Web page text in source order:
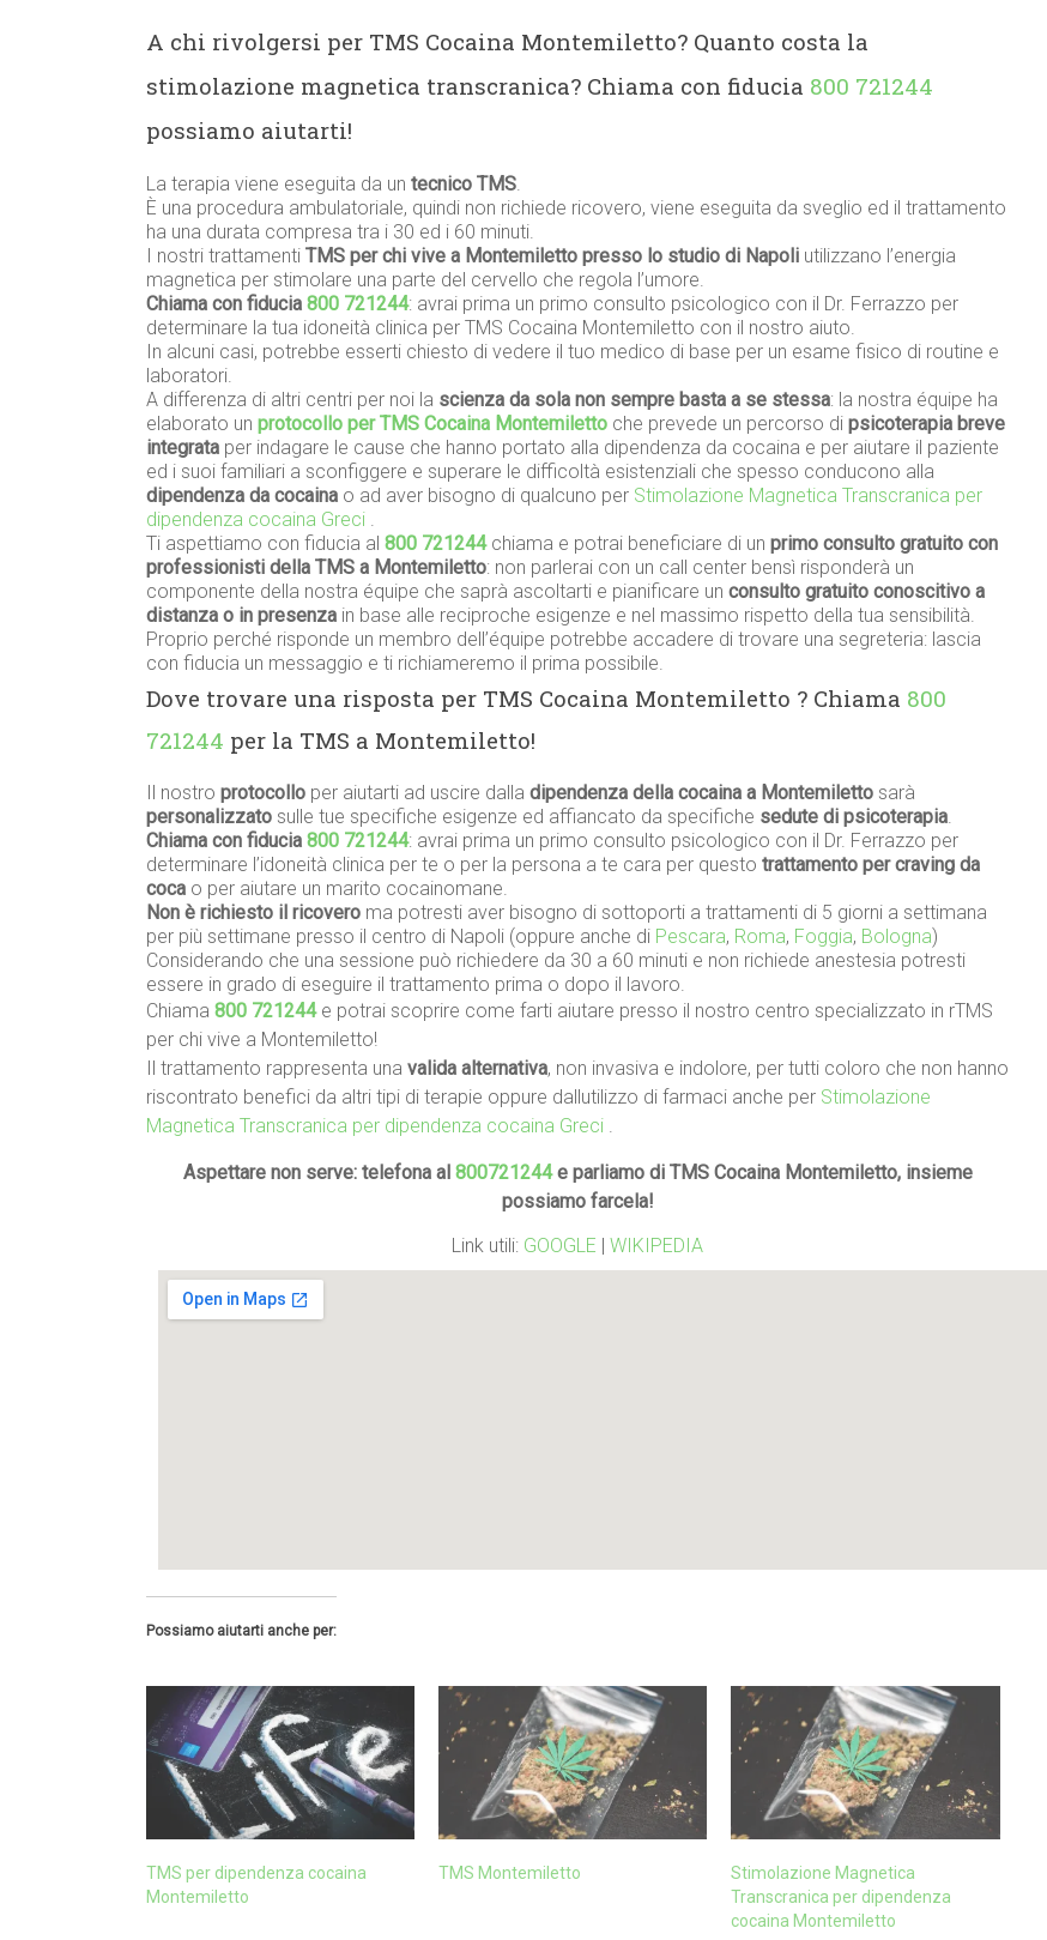
A chi rivolgersi per TMS Cocaina Montemiletto? Quanto costa la
stimolazione magnetica transcranica? Chiama con fiducia 800 721244
possiamo aiutarti!
La terapia viene eseguita da un tecnico TMS.
È una procedura ambulatoriale, quindi non richiede ricovero, viene eseguita da sveglio ed il trattamento
ha una durata compresa tra i 30 ed i 60 minuti.
I nostri trattamenti TMS per chi vive a Montemiletto presso lo studio di Napoli utilizzano l’energia
magnetica per stimolare una parte del cervello che regola l’umore.
Chiama con fiducia 800 721244: avrai prima un primo consulto psicologico con il Dr. Ferrazzo per
determinare la tua idoneità clinica per TMS Cocaina Montemiletto con il nostro aiuto.
In alcuni casi, potrebbe esserti chiesto di vedere il tuo medico di base per un esame fisico di routine e
laboratori.
A differenza di altri centri per noi la scienza da sola non sempre basta a se stessa: la nostra équipe ha
elaborato un protocollo per TMS Cocaina Montemiletto che prevede un percorso di psicoterapia breve
integrata per indagare le cause che hanno portato alla dipendenza da cocaina e per aiutare il paziente
ed i suoi familiari a sconfiggere e superare le difficoltà esistenziali che spesso conducono alla
dipendenza da cocaina o ad aver bisogno di qualcuno per Stimolazione Magnetica Transcranica per
dipendenza cocaina Greci .
Ti aspettiamo con fiducia al 800 721244chiama e potrai beneficiare di un primo consulto gratuito con
professionisti della TMS a Montemiletto: non parlerai con un call center bensì risponderà un
componente della nostra équipe che saprà ascoltarti e pianificare un consulto gratuito conoscitivo a
distanza o in presenza in base alle reciproche esigenze e nel massimo rispetto della tua sensibilità.
Proprio perché risponde un membro dell’équipe potrebbe accadere di trovare una segreteria: lascia
con fiducia un messaggio e ti richiameremo il prima possibile.
Dove trovare una risposta per TMS Cocaina Montemiletto ? Chiama 800
721244 per la TMS a Montemiletto!
Il nostro protocollo per aiutarti ad uscire dalla dipendenza della cocaina a Montemiletto sarà
personalizzato sulle tue specifiche esigenze ed affiancato da specifiche sedute di psicoterapia.
Chiama con fiducia 800 721244: avrai prima un primo consulto psicologico con il Dr. Ferrazzo per
determinare l’idoneità clinica per te o per la persona a te cara per questo trattamento per craving da
coca o per aiutare un marito cocainomane.
Non è richiesto il ricovero ma potresti aver bisogno di sottoporti a trattamenti di 5 giorni a settimana
per più settimane presso il centro di Napoli (oppure anche di Pescara, Roma, Foggia, Bologna)
Considerando che una sessione può richiedere da 30 a 60 minuti e non richiede anestesia potresti
essere in grado di eseguire il trattamento prima o dopo il lavoro.
Chiama 800 721244e potrai scoprire come farti aiutare presso il nostro centro specializzato in rTMS
per chi vive a Montemiletto!
Il trattamento rappresenta una valida alternativa, non invasiva e indolore, per tutti coloro che non hanno
riscontrato benefici da altri tipi di terapie oppure dallutilizzo di farmaci anche per Stimolazione
Magnetica Transcranica per dipendenza cocaina Greci .
Aspettare non serve: telefona al 800721244e parliamo di TMS Cocaina Montemiletto, insieme
possiamo farcela!
Link utili: GOOGLE | WIKIPEDIA
Possiamo aiutarti anche per:
TMS per dipendenza cocaina
Montemiletto
TMS Montemiletto
Stimolazione Magnetica
Transcranica per dipendenza
cocaina Montemiletto